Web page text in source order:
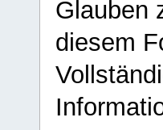
Glauben
diesem